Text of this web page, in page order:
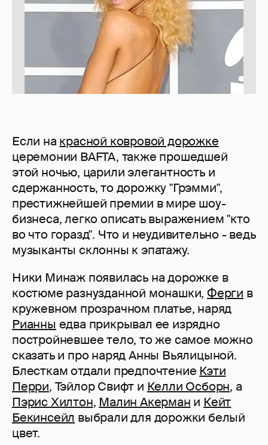
Если на красной ковровой дорожке
церемонии BAFTA, также прошедшей
этой ночью, царили элегантность и
сдержанность, то дорожку "Грэмми",
престижнейшей премии в мире шоу-
бизнеса, легко описать выражением "кто
во что горазд". Что и неудивительно - ведь
музыканты склонны к эпатажу.
Ники Минаж появилась на дорожке в
костюме разнузданной монашки, Ферги в
кружевном прозрачном платье, наряд
Рианны едва прикрывал ее изрядно
постройневшее тело, то же самое можно
сказать и про наряд Анны Вьялицыной.
Блесткам отдали предпочтение Кэти
Перри, Тэйлор Свифт и Келли Осборн, а
Пэрис Хилтон, Малин Акерман и Кейт
Бекинсейл выбрали для дорожки белый
цвет.